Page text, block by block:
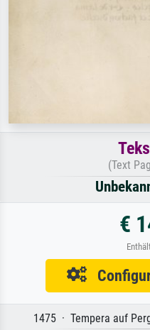
(Text
€
1475 · Tempera auf